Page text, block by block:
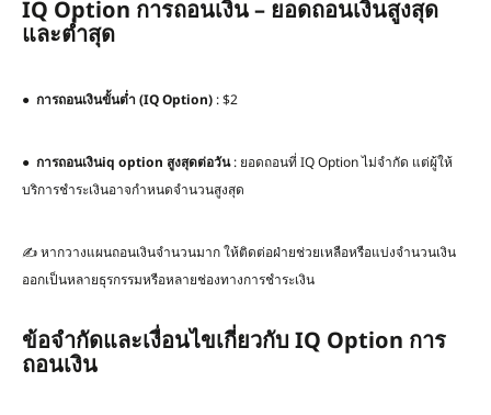
IQ Option การถอนเงิน – ยอดถอนเงินสูงสุด
และต่ำสุด
● การถอนเงินขั้นต่ำ (IQ Option) : $2
● การถอนเงินiq option สูงสุดต่อวัน: ยอดถอนที่ IQ Option ไม่จำกัด แต่ผู้ให้
บริการชำระเงินอาจกำหนดจำนวนสูงสุด
✍️ หากวางแผนถอนเงินจำนวนมาก ให้ติดต่อฝ่ายช่วยเหลือหรือแบ่งจำนวนเงิน
ออกเป็นหลายธุรกรรมหรือหลายช่องทางการชำระเงิน
ข้อจำกัดและเงื่อนไขเกี่ยวกับ IQ Option การ
ถอนเงิน